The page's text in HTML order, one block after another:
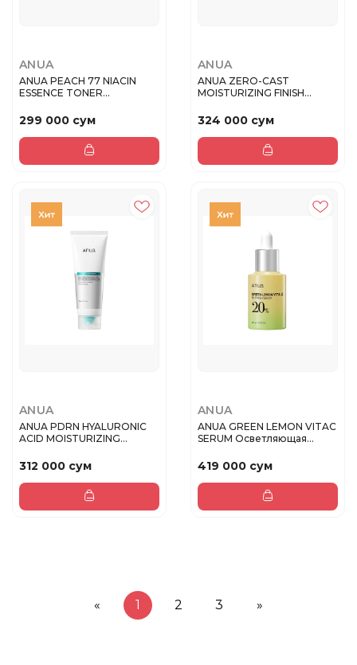
ANUA
ANUA PEACH 77 NIACIN
ESSENCE TONER
299 000 сум
ANUA
ANUA ZERO-CAST
MOISTURIZING FINISH
324 000 сум
ANUA
ANUA PDRN HYALURONIC
ACID MOISTURIZING
312 000 сум
ANUA
ANUA GREEN LEMON VITAC
SERUM Осветляющая
419 000 сум
« 1 2 3 »